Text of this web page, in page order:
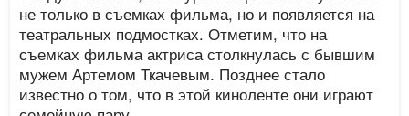
не только в съемках фильма, но и появляется на
театральных подмостках. Отметим, что на
съемках фильма актриса столкнулась с бывшим
мужем Артемом Ткачевым. Позднее стало
известно о том, что в этой киноленте они играют